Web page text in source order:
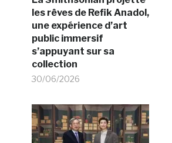
les rêves de Refik Anadol,
une expérience d’art
public immersif
s’appuyant sur sa
collection
30/06/2026